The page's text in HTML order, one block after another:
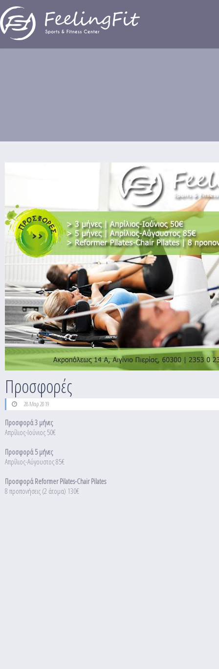
Παράκαμψη προς το κυρίως περιεχόμενο
Προσφορές
28 Μαρ 2019
Προσφορά 3 μήνες
Απρίλιος-Ιούνιος 50€
Προσφορά 5 μήνες
Απρίλιος-Αύγουστος 85€
Προσφορά Reformer Pilates-Chair Pilates
8 προπονήσεις (2 άτομα) 130€